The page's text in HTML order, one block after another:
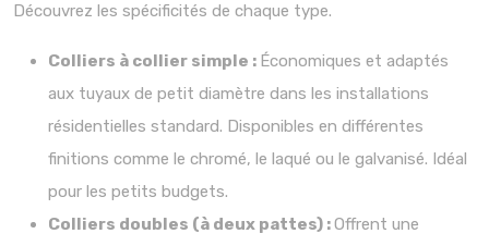
Découvrez les spécificités de chaque type.
Colliers à collier simple : Économiques et adaptés
aux tuyaux de petit diamètre dans les installations
résidentielles standard. Disponibles en différentes
finitions comme le chromé, le laqué ou le galvanisé. Idéal
pour les petits budgets.
Colliers doubles (à deux pattes) :Offrent une